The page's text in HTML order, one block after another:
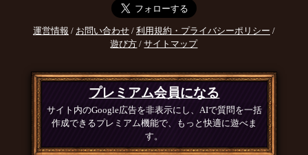
運営情報 / お問い合わせ/ 利用規約・プライバシーポリシー /
遊び方 /サイトマップ
プレミアム会員になる
サイト内のGoogle広告を非表示にし、AIで質問を一括
作成できるプレミアム機能で、もっと快適に遊べま
す。